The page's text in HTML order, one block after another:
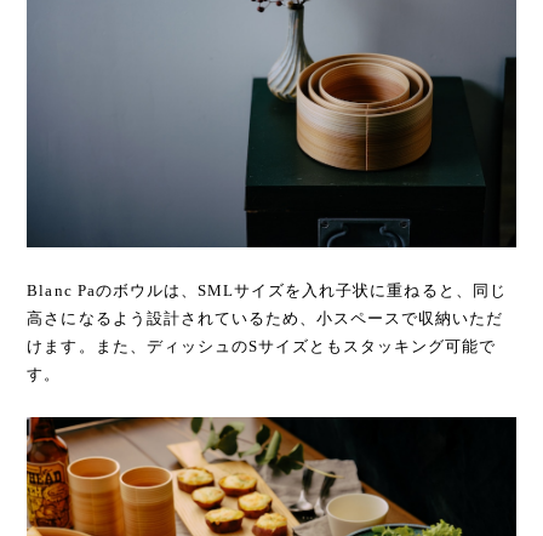
Blanc Paのボウルは、SMLサイズを入れ子状に重ねると、同じ
高さになるよう設計されているため、小スペースで収納いただ
けます。また、ディッシュのSサイズともスタッキング可能で
す。